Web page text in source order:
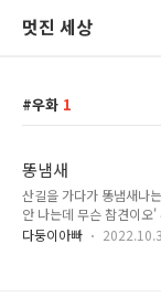
멋진 세상
우화 1
똥냄새
산길을 가다가 똥냄새나
안 나는데 무슨 참견이오
그 사람을 또 만났다. '저
다둥이아빠